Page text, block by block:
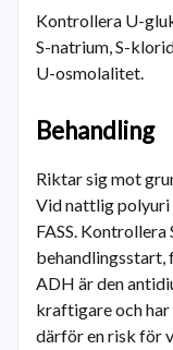
Kontrollera U-
S-natrium, S-
U-osmolalitet.
Behandling
Riktar sig mot
Vid nattlig polyuri
FASS.
behandlingsstart,
ADH är den
kraftigare och
därför en risk för